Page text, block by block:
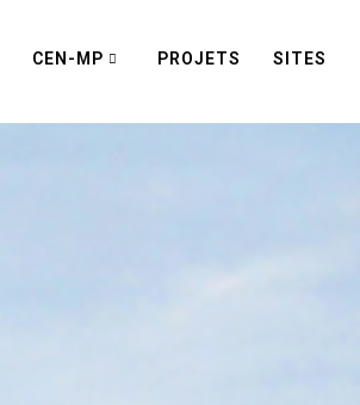
CEN-MP PROJETS SITES